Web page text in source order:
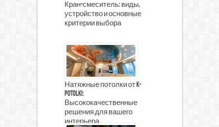
Кран-смеситель: виды,
устройство и основные
критерии выбора
Натяжные потолки от K-
Potolki:
Высококачественные
решения для вашего
интерьера